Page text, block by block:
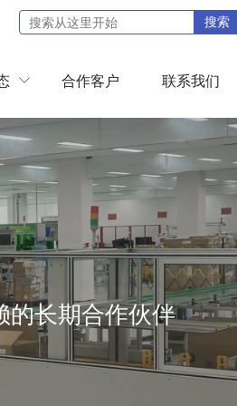
 合作客户 联系我们
搜索
的长期合作伙伴